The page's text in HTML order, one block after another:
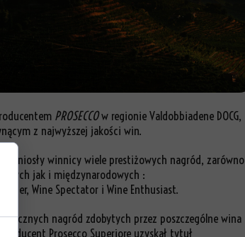
PROSECCOw regionie Valdobbiadene DOCG,
z najwyższej jakości win.
przyniosły winnicy wiele prestiżowych nagród, zarówno
jak i międzynarodowych :
Wine Spectator i Wine Enthusiast.
licznych nagród zdobytych przez poszczególne wina
Prosecco Superiore uzyskał tytuł